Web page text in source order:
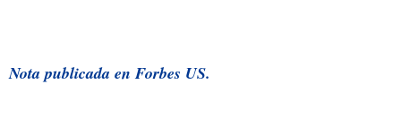
Nota publicada en Forbes US.